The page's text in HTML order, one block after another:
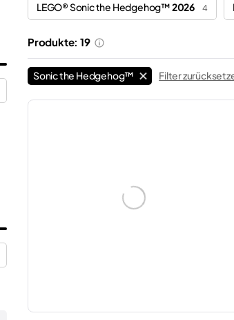
LEGO® Sonic the Hedgehog™2026 4
Produkte: 19
Sonic the Hedgehog™ Filter